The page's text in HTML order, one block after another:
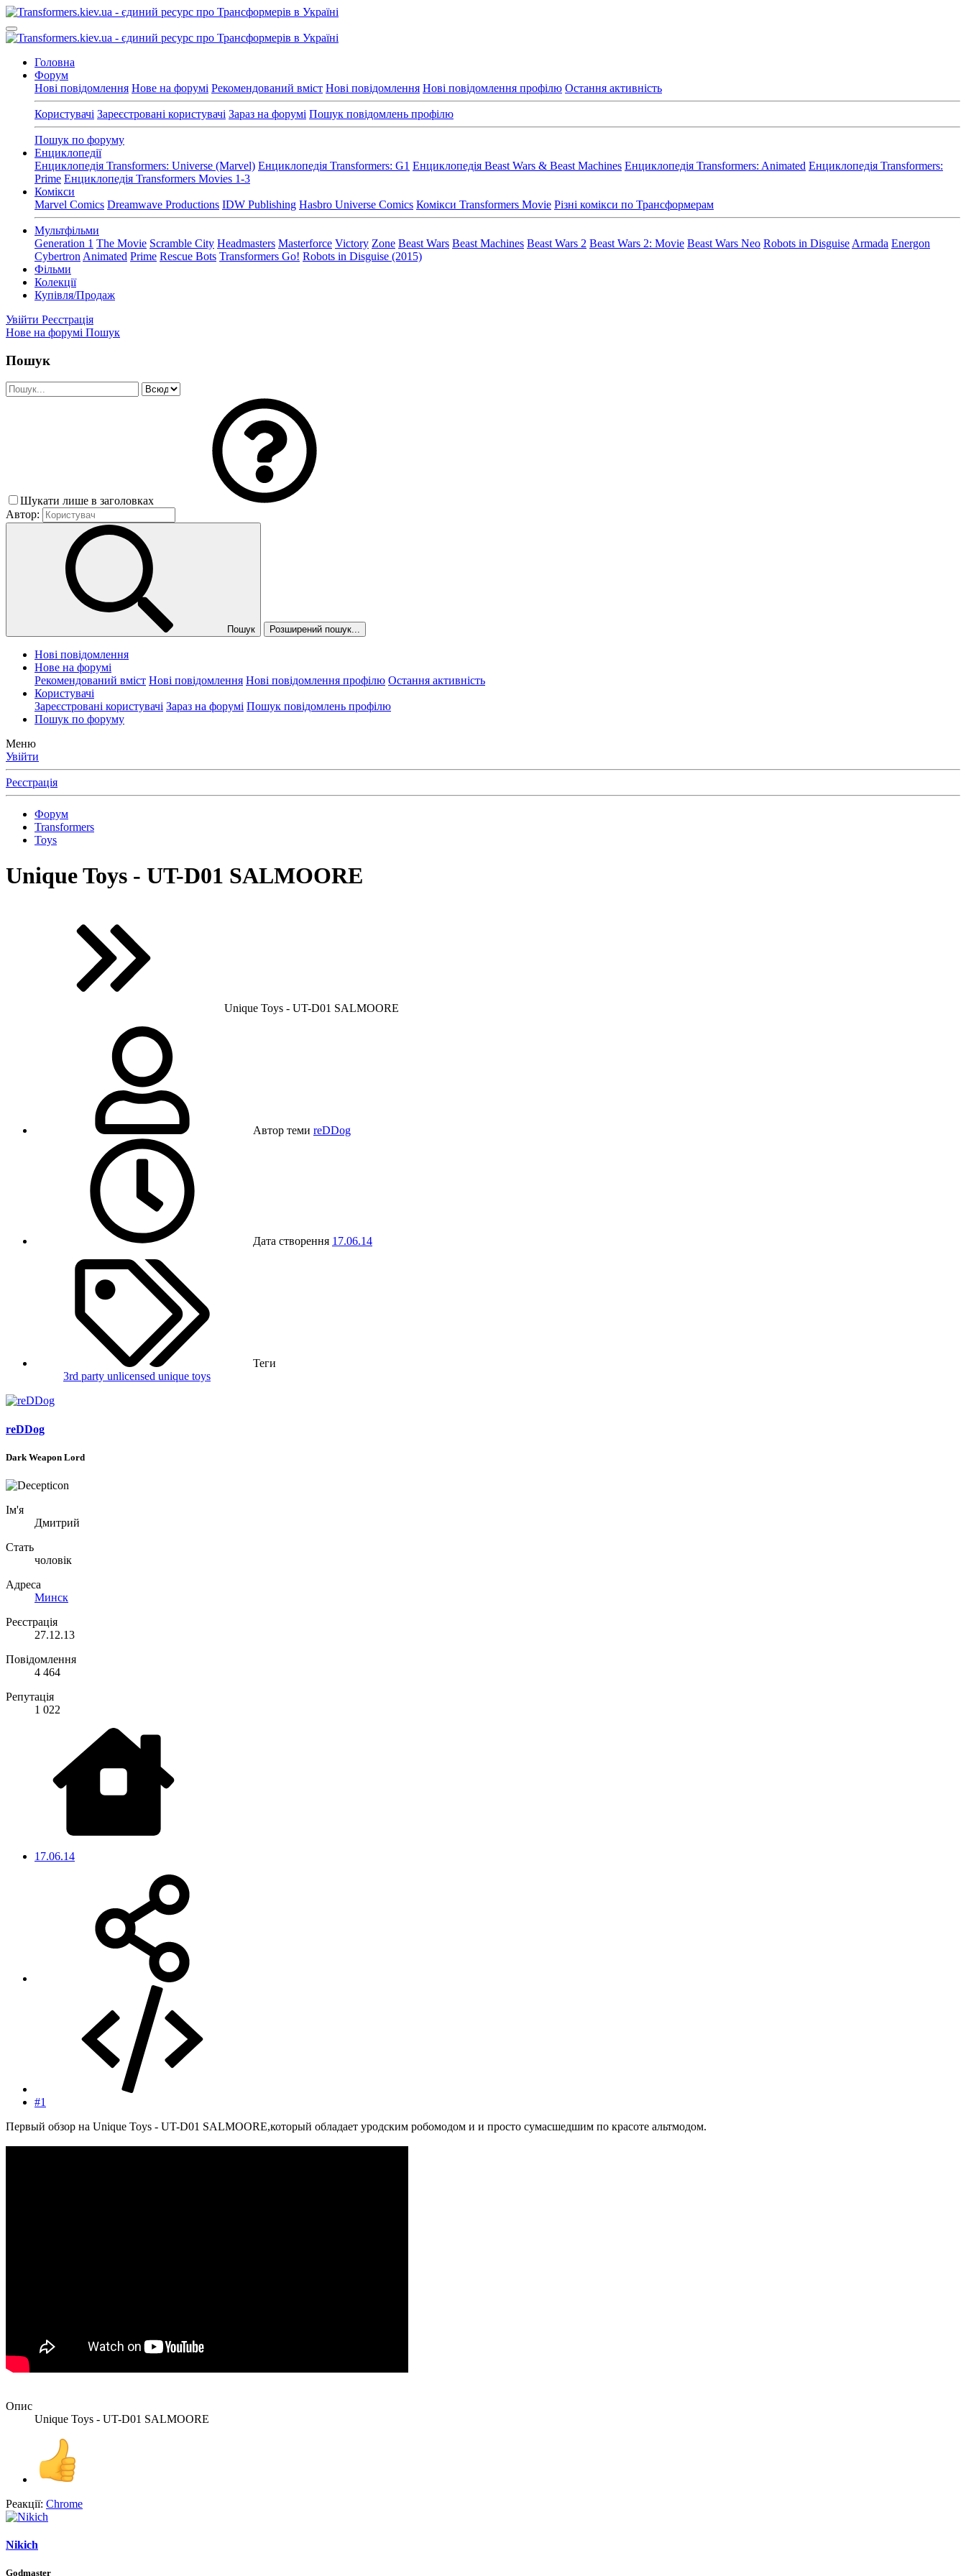
Головна
Форум
Нові повідомлення Нове на форумі Рекомендований вміст Нові повідомлення Нові повідомлення профілю Остання активність
Користувачі Зареєстровані користувачі Зараз на форумі Пошук повідомлень профілю
Пошук по форуму
Енциклопедії
Енциклопедія Transformers: Universe (Marvel) Енциклопедія Transformers: G1 Енциклопедія Beast Wars & Beast Machines Енциклопедія Transformers: Animated Енциклопедія Transformers:
Prime Енциклопедія Transformers Movies 1-3
Комікси
Marvel Comics Dreamwave Productions IDW Publishing Hasbro Universe Comics Комікси Transformers Movie Різні комікси по Трансформерам
Мультфільми
Generation 1 The Movie Scramble City Headmasters Masterforce Victory Zone Beast Wars Beast Machines Beast Wars 2 Beast Wars 2: Movie Beast Wars Neo Robots in Disguise Armada Energon
Cybertron Animated Prime Rescue Bots Transformers Go! Robots in Disguise (2015)
Фільми
Колекції
Купівля/Продаж
Увійти Реєстрація
Нове на форумі Пошук
Пошук
Шукати лише в заголовках
Автор:
Пошук Розширений пошук...
Нові повідомлення
Нове на форумі
Рекомендований вміст Нові повідомлення Нові повідомлення профілю Остання активність
Користувачі
Зареєстровані користувачі Зараз на форумі Пошук повідомлень профілю
Пошук по форуму
Меню
Увійти
Реєстрація
Форум
Transformers
Toys
Unique Toys - UT-D01 SALMOORE
Unique Toys - UT-D01 SALMOORE
Автор теми reDDog
Дата створення 17.06.14
Теги
3rd party unlicensed unique toys
reDDog
Dark Weapon Lord
Ім'я
Дмитрий
Стать
чоловік
Адреса
Минск
Реєстрація
27.12.13
Повідомлення
4 464
Репутація
1 022
17.06.14
#1
Первый обзор на Unique Toys - UT-D01 SALMOORE,который обладает уродским робомодом и и просто сумасшедшим по красоте альтмодом.
Опис
Unique Toys - UT-D01 SALMOORE
Реакції: Chrome
Nikich
Godmaster